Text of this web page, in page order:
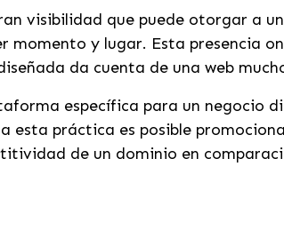
visibilidad que puede otorgar a
momento y lugar. Esta presencia
da cuenta de una web
específica para un negocio
esta práctica es posible
de un dominio en